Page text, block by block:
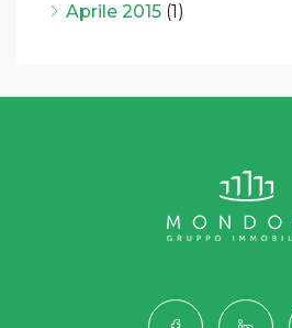
Aprile 2015 (1)